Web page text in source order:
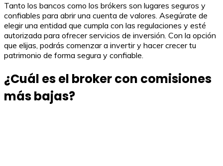
Tanto los bancos como los brókers son lugares seguros y
confiables para abrir una cuenta de valores. Asegúrate de
elegir una entidad que cumpla con las regulaciones y esté
autorizada para ofrecer servicios de inversión. Con la opción
que elijas, podrás comenzar a invertir y hacer crecer tu
patrimonio de forma segura y confiable.
¿Cuál es el broker con comisiones
más bajas?